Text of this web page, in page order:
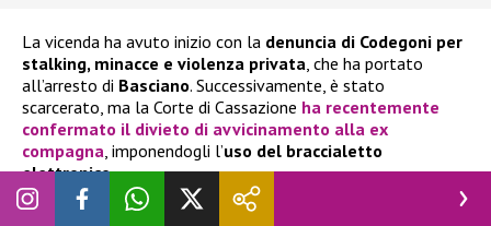
La vicenda ha avuto inizio con la denuncia di Codegoni per
stalking, minacce e violenza privata, che ha portato
all’arresto di Basciano. Successivamente, è stato
scarcerato, ma la Corte di Cassazione ha recentemente
confermato il divieto di avvicinamento alla ex
compagna, imponendogli l’uso del braccialetto
elettronico.
Nel servizio condotto da
Stefano Corti